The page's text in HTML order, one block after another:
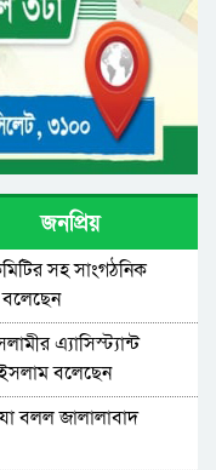
জনপ্রিয়
সহ সাংগঠনিক
বলেছেন
এ্যাসিস্ট্যান্ট
বলেছেন
বলল জালালাবাদ